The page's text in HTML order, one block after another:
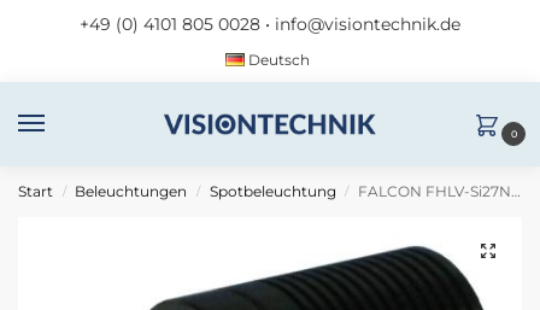
+49 (0) 4101 805 0028 • info@visiontechnik.de
Deutsch
0
Start / Beleuchtungen / Spotbeleuchtung / FALCON FHLV-Si27N2-G12-STROBE